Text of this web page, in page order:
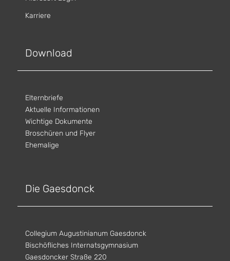
Karriere
Download
Elternbriefe
Aktuelle Informationen
Wichtige Dokumente
Broschüren und Flyer
Ehemalige
Die Gaesdonck
Collegium Augustinianum Gaesdonck
Bischöfliches Internatsgymnasium
Gaesdoncker Straße 220